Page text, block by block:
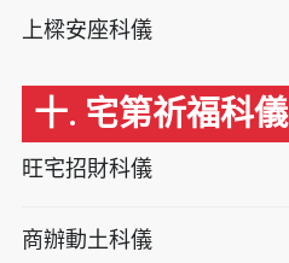
上樑安座科儀
十. 宅第祈福科儀
旺宅招財科儀
商辦動土科儀